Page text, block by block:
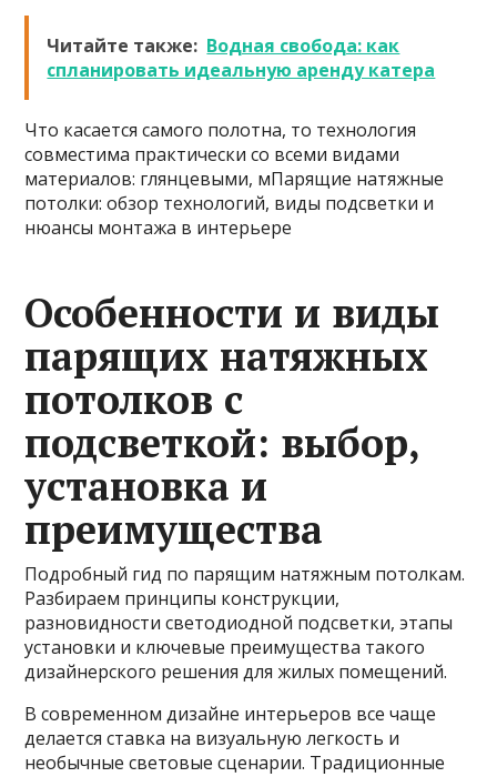
Читайте также: Водная свобода: как
спланировать идеальную аренду катера
Что касается самого полотна, то технология
совместима практически со всеми видами
материалов: глянцевыми, мПарящие натяжные
потолки: обзор технологий, виды подсветки и
нюансы монтажа в интерьере
Особенности и виды
парящих натяжных
потолков с
подсветкой: выбор,
установка и
преимущества
Подробный гид по парящим натяжным потолкам.
Разбираем принципы конструкции,
разновидности светодиодной подсветки, этапы
установки и ключевые преимущества такого
дизайнерского решения для жилых помещений.
В современном дизайне интерьеров все чаще
делается ставка на визуальную легкость и
необычные световые сценарии. Традиционные